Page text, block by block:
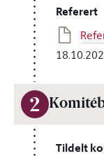
Referert
2
Tildelt